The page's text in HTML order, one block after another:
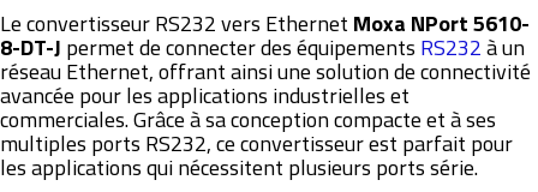
Le convertisseur RS232 vers Ethernet Moxa NPort 5610-
8-DT-J permet de connecter des équipements RS232à un
réseau Ethernet, offrant ainsi une solution de connectivité
avancée pour les applications industrielles et
commerciales. Grâce à sa conception compacte et à ses
multiples ports RS232, ce convertisseur est parfait pour
les applications qui nécessitent plusieurs ports série.